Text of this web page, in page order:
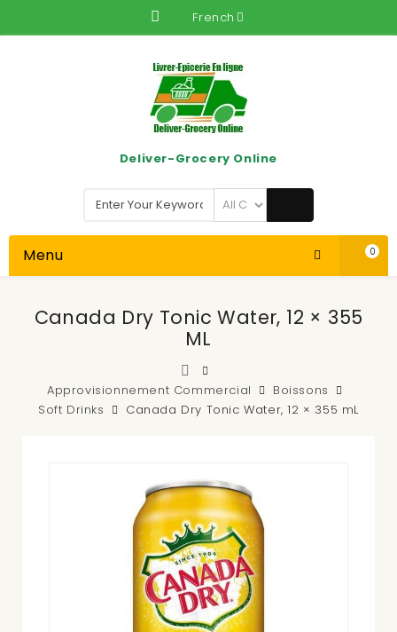
French
0
Deliver-Grocery Online
Menu
Canada Dry Tonic Water, 12 × 355
ML
Approvisionnement Commercial
Boissons
Soft Drinks
Canada Dry Tonic Water, 12 × 355 mL